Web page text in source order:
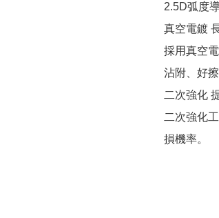
2.5D弧度
真空電鍍
採用真空
沾附、好
二次強化
二次強化
損機率。